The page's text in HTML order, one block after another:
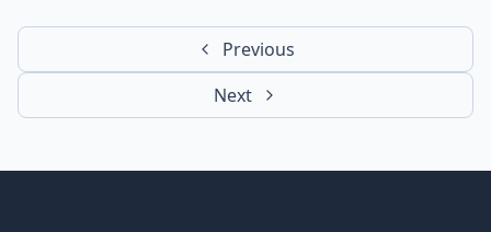
Previous
Next